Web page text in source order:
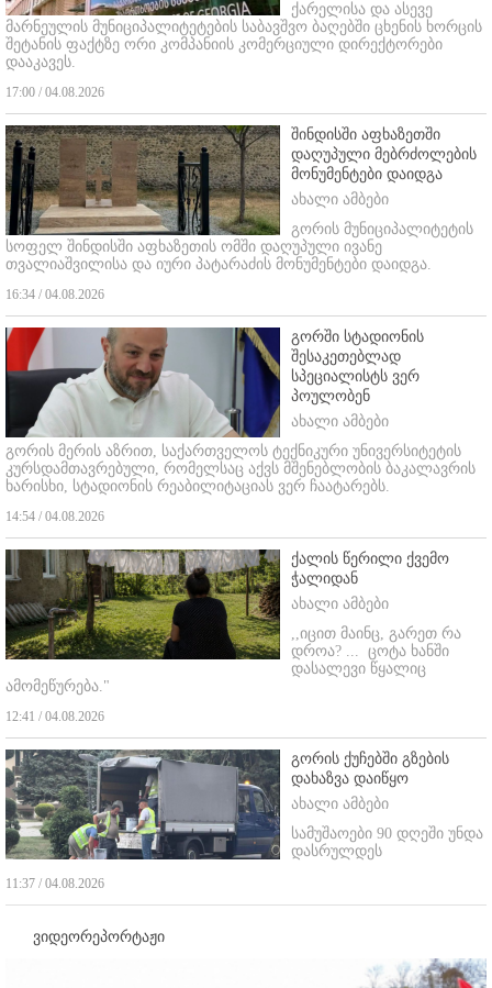
ქარელისა და ასევე
მარნეულის მუნიციპალიტეტების საბავშვო ბაღებში ცხენის ხორცის
შეტანის ფაქტზე ორი კომპანიის კომერციული დირექტორები
დააკავეს.
17:00 / 04.08.2026
შინდისში აფხაზეთში
დაღუპული მებრძოლების
მონუმენტები დაიდგა
ახალი ამბები
გორის მუნიციპალიტეტის
სოფელ შინდისში აფხაზეთის ომში დაღუპული ივანე
თვალიაშვილისა და იური პატარაძის მონუმენტები დაიდგა.
16:34 / 04.08.2026
გორში სტადიონის
შესაკეთებლად
სპეციალისტს ვერ
პოულობენ
ახალი ამბები
გორის მერის აზრით, საქართველოს ტექნიკური უნივერსიტეტის
კურსდამთავრებული, რომელსაც აქვს მშენებლობის ბაკალავრის
ხარისხი, სტადიონის რეაბილიტაციას ვერ ჩაატარებს.
14:54 / 04.08.2026
ქალის წერილი ქვემო
ჭალიდან
ახალი ამბები
,,იცით მაინც, გარეთ რა
დროა? ... ცოტა ხანში
დასალევი წყალიც
ამომეწურება."
12:41 / 04.08.2026
გორის ქუჩებში გზების
დახაზვა დაიწყო
ახალი ამბები
სამუშაოები 90 დღეში უნდა
დასრულდეს
11:37 / 04.08.2026
ვიდეორეპორტაჟი